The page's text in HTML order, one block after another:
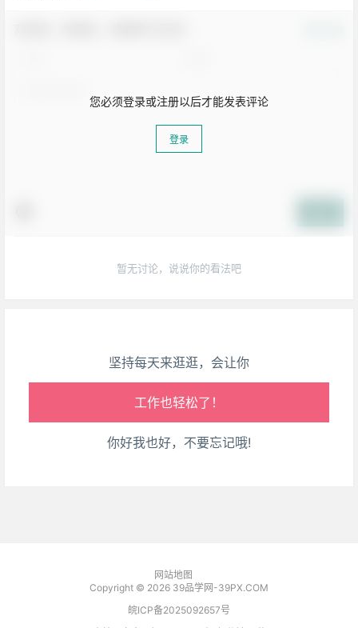
您必须登录或注册以后才能发表评论
登录
暂无讨论，说说你的看法吧
坚持每天来逛逛，会让你
腰也不酸了！
工作也轻松了！
你好我也好，不要忘记哦!
网站地图
Copyright © 2026 39品学网-39PX.COM
皖ICP备2025092657号